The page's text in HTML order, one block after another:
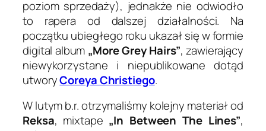
poziom sprzedaży), jednakże nie odwiodło
to rapera od dalszej działalności. Na
początku ubiegłego roku ukazał się w formie
digital album „More Grey Hairs”, zawierający
niewykorzystane i niepublikowane dotąd
utworyCoreya Christiego.
W lutym b.r. otrzymaliśmy kolejny materiał od
Reksa, mixtape „In Between The Lines”,